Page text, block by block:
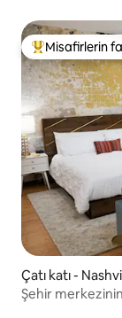
Misafirlerin
Misafirlerin
Çatı katı -
Şehir